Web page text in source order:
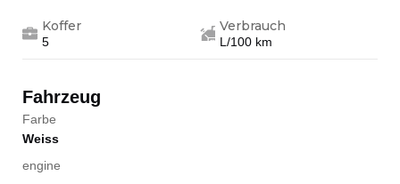
Koffer
5
Verbrauch
L/100 km
Fahrzeug
Farbe
Weiss
engine